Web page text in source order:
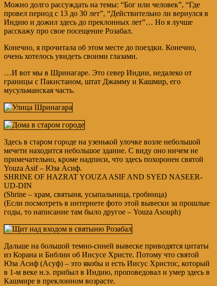
Можно долго рассуждать на темы: “Бог или человек”, “Где
провел период с 13 до 30 лет”, “Действительно ли вернулся в
Индию и дожил здесь до преклонных лет”… Но я лучше
расскажу про свое посещение Розабал.
Конечно, я прочитала об этом месте до поездки. Конечно,
очень хотелось увидеть своими глазами.
…И вот мы в Шринагаре. Это север Индии, недалеко от
границы с Пакистаном, штат Джамму и Кашмир, его
мусульманская часть.
Здесь в старом городе на узенькой улочке возле небольшой
мечети находится небольшое здание. С виду оно ничем не
примечательно, кроме надписи, что здесь похоронен святой
Youza Asif – Юза Асиф.
SHRINE OF HAZRAT YOUZA ASIF AND SYED NASEER-
UD-DIN
(Shrine – храм, святыня, усыпальница, гробница)
(Если посмотреть в интернете фото этой вывески за прошлые
годы, то написание там было другое – Youza Asouph)
Дальше на большой темно-синей вывеске приводятся цитаты
из Корана и Библии об Иисусе Христе. Потому что святой
Юза Асиф (Асуф) – это якобы и есть Иисус Христос, который
в 1-м веке н.э. прибыл в Индию, проповедовал и умер здесь в
Кашмире в преклонном возрасте.